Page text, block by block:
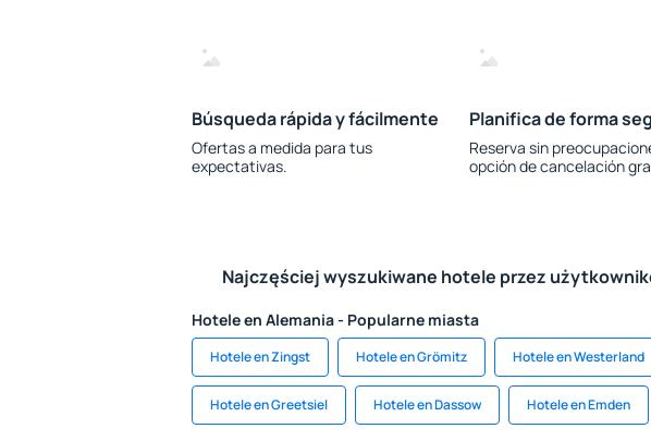
Búsqueda rápida y fácilmente
Ofertas a medida para tus
expectativas.
Planifica de forma
Reserva sin
opción de cancelación
Najczęściej wyszukiwane hotele przez
Hotele en Alemania - Popularne miasta
Hotele en Zingst Hotele en Grömitz Hotele en Westerland
Hotele en Greetsiel Hotele en Dassow Hotele en Emden